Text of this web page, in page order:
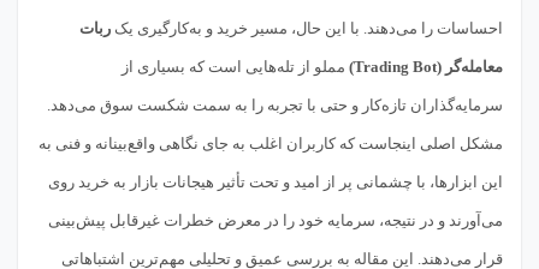
احساسات را می‌دهند. با این حال، مسیر خرید و به‌کارگیری یک ربات
معامله‌گر (Trading Bot) مملو از تله‌هایی است که بسیاری از
سرمایه‌گذاران تازه‌کار و حتی با تجربه را به سمت شکست سوق می‌دهد.
مشکل اصلی اینجاست که کاربران اغلب به جای نگاهی واقع‌بینانه و فنی به
این ابزارها، با چشمانی پر از امید و تحت تأثیر هیجانات بازار به خرید روی
می‌آورند و در نتیجه، سرمایه خود را در معرض خطرات غیرقابل پیش‌بینی
قرار می‌دهند. این مقاله به بررسی عمیق و تحلیلی مهم‌ترین اشتباهاتی